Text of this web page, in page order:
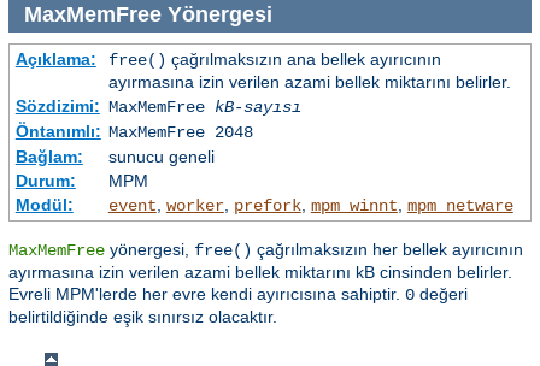
MaxMemFreeYönergesi
Açıklama: free() çağrılmaksızın ana bellek ayırıcının
ayırmasına izin verilen azami bellek miktarını belirler.
Sözdizimi: MaxMemFree kB-sayısı
Öntanımlı: MaxMemFree 2048
Bağlam:
sunucu geneli
Durum:
MPM
Modül:
event worker, prefork, mpm_winnt mpm_netware
MaxMemFree yönergesi, free() çağrılmaksızın her bellek ayırıcının
ayırmasına izin verilen azami bellek miktarını kB cinsinden belirler.
Evreli MPM'lerde her evre kendi ayırıcısına sahiptir. 0 değeri
belirtildiğinde eşik sınırsız olacaktır.